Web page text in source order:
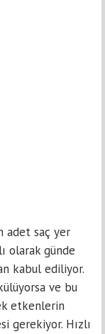
adet saç yer
olarak günde
kabul ediliyor.
ve bu
etkenlerin
gerekiyor. Hızlı